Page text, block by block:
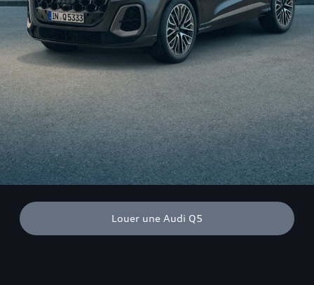
Louer une Audi Q5